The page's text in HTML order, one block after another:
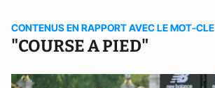
CONTENUS EN RAPPORT AVEC LE MOT-CLE
"COURSE A PIED"